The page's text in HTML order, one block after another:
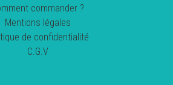
commander ?
Mentions légales
de confidentialité
C.G.V